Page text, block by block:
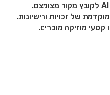
לקובץ מקור מצומצם.
של זכויות ורישיונות.
מוזיקה מוכרים.